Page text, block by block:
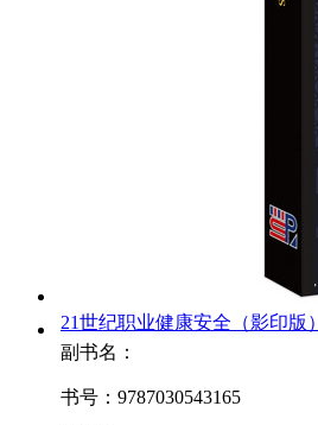
21世纪职业健康安全（影印版）
副书名：
书号：9787030543165